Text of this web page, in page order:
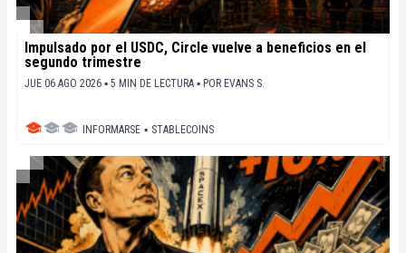
Impulsado por el USDC, Circle vuelve a beneficios en el
segundo trimestre
JUE 06 AGO 2026 ▪ 5 MIN DE LECTURA ▪ POR EVANS S.
INFORMARSE ▪ STABLECOINS